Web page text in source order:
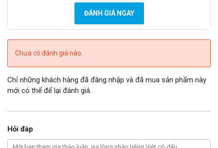
ĐÁNH GIÁ NGAY
Chưa có đánh giá nào.
Chỉ những khách hàng đã đăng nhập và đã mua sản phẩm này
mới có thể để lại đánh giá.
Hỏi đáp